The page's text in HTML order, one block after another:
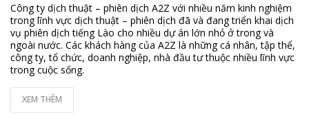
Công ty dịch thuật – phiên dịch A2Z với nhiều năm kinh nghiệm
trong lĩnh vực dịch thuật – phiên dịch đã và đang triển khai dịch
vụ phiên dịch tiếng Lào cho nhiều dự án lớn nhỏ ở trong và
ngoài nước. Các khách hàng của A2Z là những cá nhân, tập thể,
công ty, tổ chức, doanh nghiệp, nhà đầu tư thuộc nhiều lĩnh vực
trong cuộc sống.
XEM THÊM